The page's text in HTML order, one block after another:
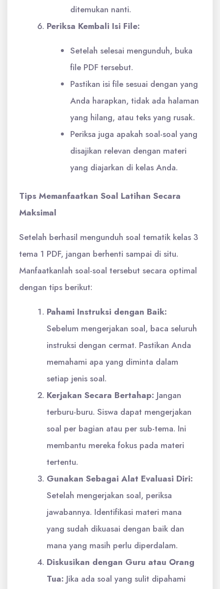
ditemukan nanti.
Periksa Kembali Isi File:
Setelah selesai mengunduh, buka
file PDF tersebut.
Pastikan isi file sesuai dengan yang
Anda harapkan, tidak ada halaman
yang hilang, atau teks yang rusak.
Periksa juga apakah soal-soal yang
disajikan relevan dengan materi
yang diajarkan di kelas Anda.
Tips Memanfaatkan Soal Latihan Secara
Maksimal
Setelah berhasil mengunduh soal tematik kelas 3
tema 1 PDF, jangan berhenti sampai di situ.
Manfaatkanlah soal-soal tersebut secara optimal
dengan tips berikut:
Pahami Instruksi dengan Baik:
Sebelum mengerjakan soal, baca seluruh
instruksi dengan cermat. Pastikan Anda
memahami apa yang diminta dalam
setiap jenis soal.
Kerjakan Secara Bertahap: Jangan
terburu-buru. Siswa dapat mengerjakan
soal per bagian atau per sub-tema. Ini
membantu mereka fokus pada materi
tertentu.
Gunakan Sebagai Alat Evaluasi Diri:
Setelah mengerjakan soal, periksa
jawabannya. Identifikasi materi mana
yang sudah dikuasai dengan baik dan
mana yang masih perlu diperdalam.
Diskusikan dengan Guru atau Orang
Tua: Jika ada soal yang sulit dipahami